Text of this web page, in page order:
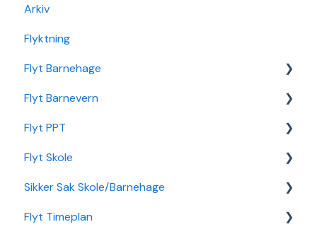
Arkiv
Flyktning
Flyt Barnehage
Flyt Barnehage Hjelpeside
Min Barnehage (app)
Redusert foreldrebetaling
Sikker Sak Barnehage
Flyt Barnevern
Autopay
Vedtak
Ansatt
Økonomi
Flyt PPT
Statistikk
Flyt Skole
Integrasjon Sikker Sak
Elevportal
Sikker Sak Skole/Barnehage
Godkjenning
Flyt Timeplan